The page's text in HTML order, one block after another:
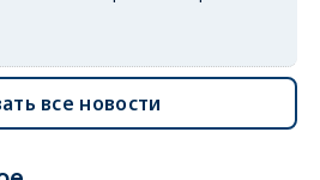
все новости